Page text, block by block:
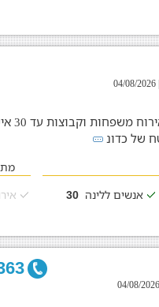
| 04/08/2026
של כדונ
אנשים ללינה 30